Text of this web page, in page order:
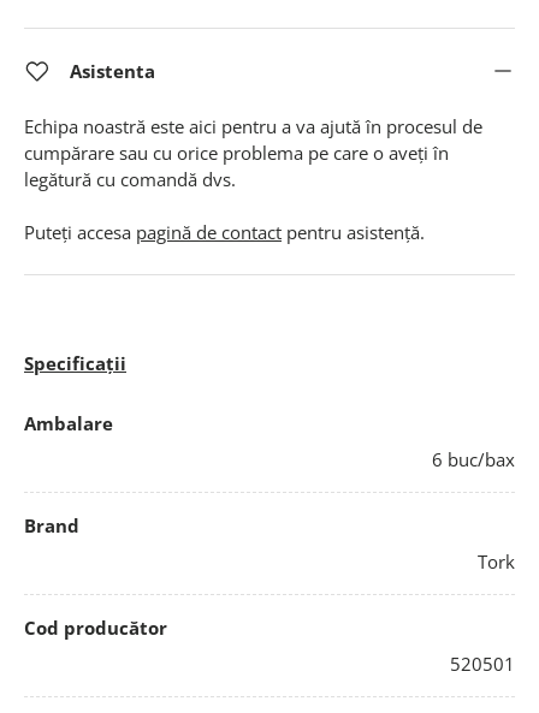
Asistenta
Echipa noastră este aici pentru a va ajută în procesul de
cumpărare sau cu orice problema pe care o aveți în
legătură cu comandă dvs.
Puteți accesa pagină de contact pentru asistență.
Specificații
Ambalare
6 buc/bax
Brand
Tork
Cod producător
520501